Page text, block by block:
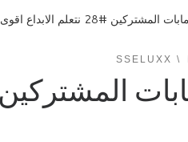
SSELUXX